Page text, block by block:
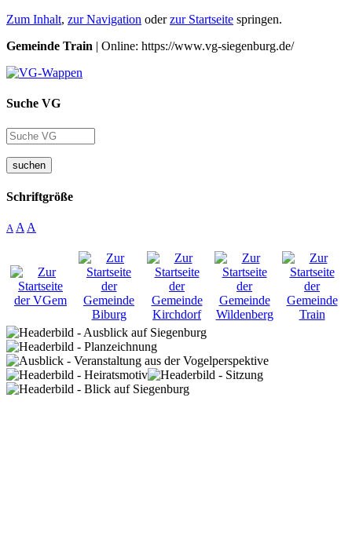
Zum Inhalt, zur Navigation oderzur Startseite springen.
Gemeinde Train | Online: https://www.vg-siegenburg.de/
Suche VG
suchen
Schriftgröße
A A A